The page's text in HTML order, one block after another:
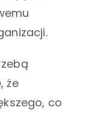
że
co